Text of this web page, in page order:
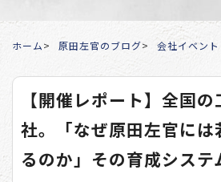
ホーム 原田左官のブログ 会社イベン
【開催レポート】全国
社。「なぜ原田左官には
るのか」その育成システ